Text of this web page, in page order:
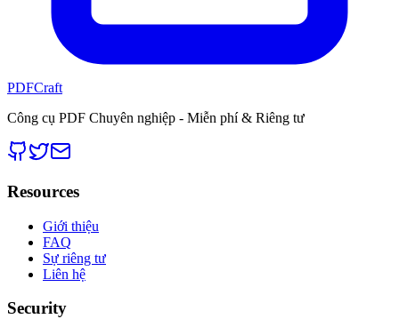
PDFCraft
Công cụ PDF Chuyên nghiệp - Miễn phí & Riêng tư
Resources
Giới thiệu
FAQ
Sự riêng tư
Liên hệ
Security